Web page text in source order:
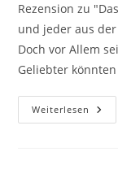
Rezension zu
und jeder aus
Doch vor Allem
Geliebter
Weiterlesen